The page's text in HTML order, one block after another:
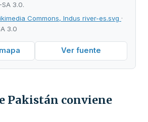
3.0.
Commons, Indus river-es.svg ·
3.0
Ver fuente
Pakistán conviene